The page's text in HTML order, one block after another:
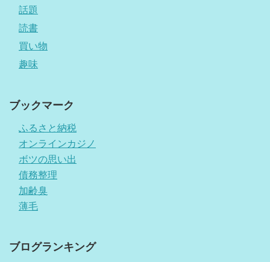
話題
読書
買い物
趣味
ブックマーク
ふるさと納税
オンラインカジノ
ボツの思い出
債務整理
加齢臭
薄毛
ブログランキング